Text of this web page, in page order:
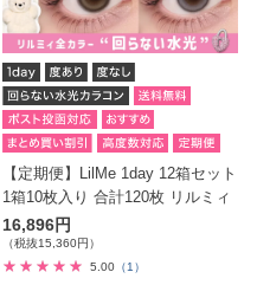
【定期便】LilMe 1day 12箱セット
1箱10枚入り 合計120枚 リルミィ
16,896円
（税抜15,360円）
5.00 （1）